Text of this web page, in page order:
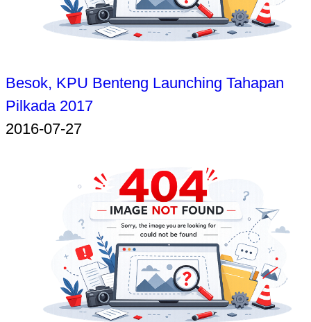
Besok, KPU Benteng Launching Tahapan
Pilkada 2017
2016-07-27